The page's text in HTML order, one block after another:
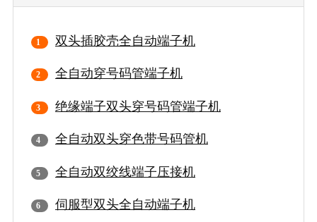
双头插胶壳全自动端子机
全自动穿号码管端子机
绝缘端子双头穿号码管端子机
全自动双头穿色带号码管机
全自动双绞线端子压接机
伺服型双头全自动端子机